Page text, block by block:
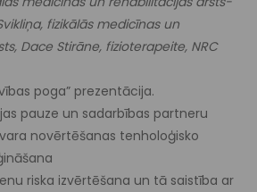
fizikālās medicīnas un
Dace Stirāne, fizioterapeite, NRC
poga” prezentācija.
pauze un sadarbības partneru
novērtēšanas tenholoģisko
riska izvērtēšana un tā saistība ar